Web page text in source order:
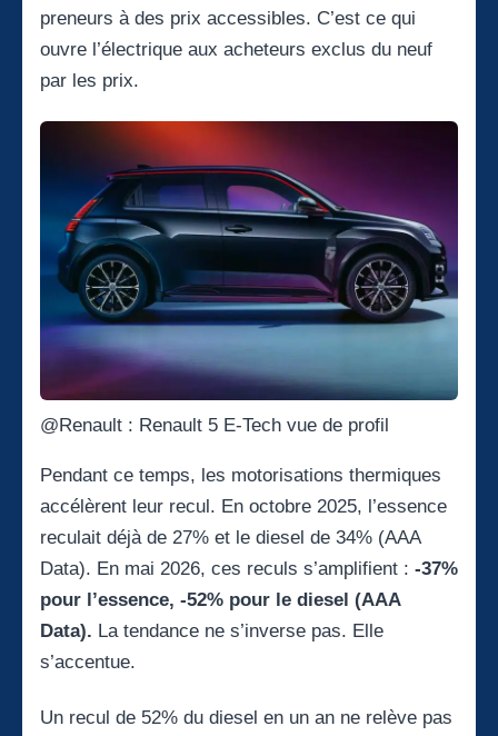
preneurs à des prix accessibles. C’est ce qui
ouvre l’électrique aux acheteurs exclus du neuf
par les prix.
@Renault : Renault 5 E-Tech vue de profil
Pendant ce temps, les motorisations thermiques
accélèrent leur recul. En octobre 2025, l’essence
reculait déjà de 27% et le diesel de 34% (AAA
Data). En mai 2026, ces reculs s’amplifient : -37%
pour l’essence, -52% pour le diesel (AAA
Data). La tendance ne s’inverse pas. Elle
s’accentue.
Un recul de 52% du diesel en un an ne relève pas